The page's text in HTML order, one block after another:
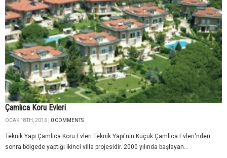
Çamlıca Koru Evleri
OCAK 18TH, 2016 | 0 COMMENTS
Teknik Yapı Çamlıca Koru Evleri Teknik Yapı'nın Küçük Çamlıca Evleri'nden
sonra bölgede yaptığı ikinci villa projesidir. 2000 yılında başlayan...